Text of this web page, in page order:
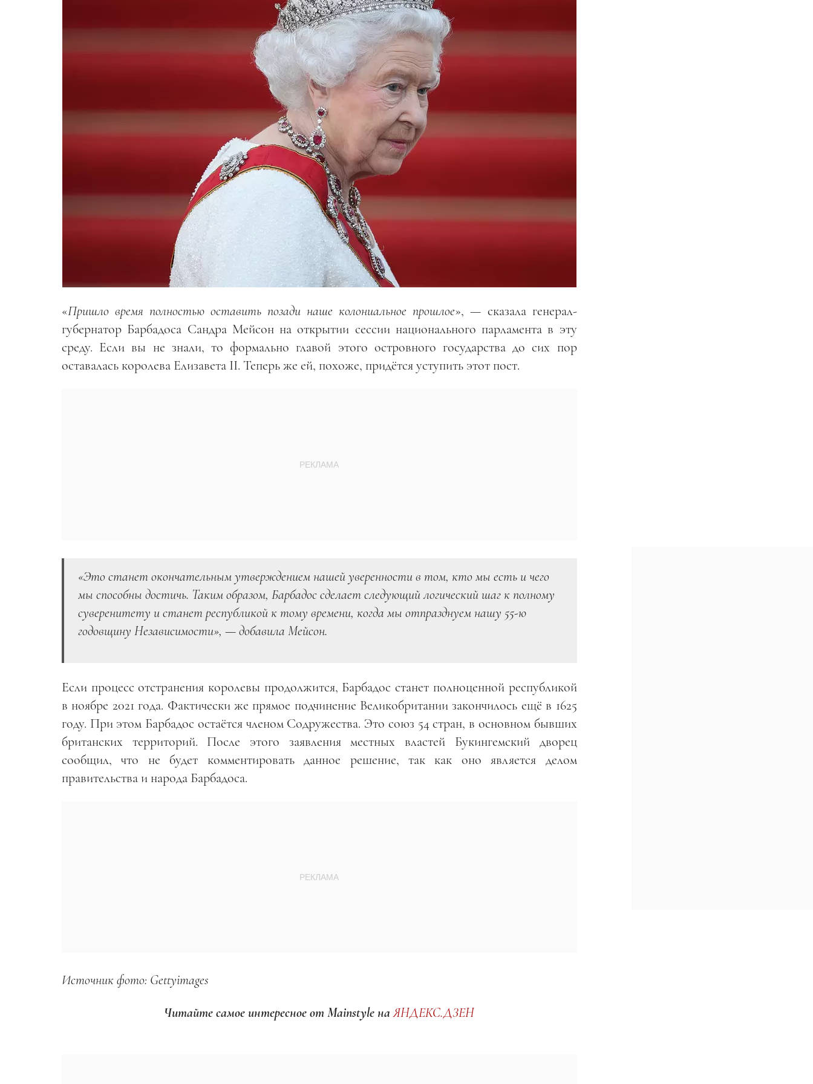
«Пришло время полностью оставить позади наше колониальное прошлое», — сказала генерал-
губернатор Барбадоса Сандра Мейсон на открытии сессии национального парламента в эту
среду. Если вы не знали, то формально главой этого островного государства до сих пор
оставалась королева Елизавета II. Теперь же ей, похоже, придётся уступить этот пост.
«Это станет окончательным утверждением нашей уверенности в том, кто мы есть и чего
мы способны достичь. Таким образом, Барбадос сделает следующий логический шаг к полному
суверенитету и станет республикой к тому времени, когда мы отпразднуем нашу 55-ю
годовщину Независимости», — добавила Мейсон.
Если процесс отстранения королевы продолжится, Барбадос станет полноценной республикой
в ноябре 2021 года. Фактически же прямое подчинение Великобритании закончилось ещё в 1625
году. При этом Барбадос остаётся членом Содружества. Это союз 54 стран, в основном бывших
британских территорий. После этого заявления местных властей Букингемский дворец
сообщил, что не будет комментировать данное решение, так как оно является делом
правительства и народа Барбадоса.
Источник фото: Gettyimages
Читайте самое интересное от Mainstyle наЯНДЕКС.ДЗЕН